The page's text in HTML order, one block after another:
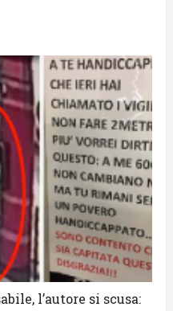
l’autore si scusa: